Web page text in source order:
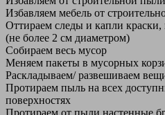
Избавляем мебель от
Оттираем следы и капли краски,
(не более 2 см диаметром)
Собираем весь мусор
Меняем пакеты в мусорных
Раскладываем/ развешиваем
Протираем пыль на всех
поверхностях
Протираем от пыли настенные